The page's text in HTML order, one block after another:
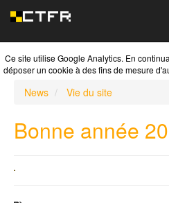
Ce site utilise Google Analytics. En
déposer un cookie à des fins de mesure
News Vie du site
Bonne année